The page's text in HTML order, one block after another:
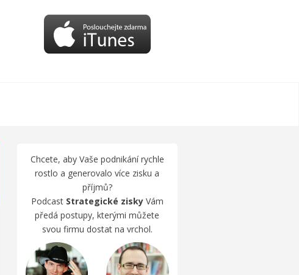
o tom, jak využít dobu webovou v podnikání
Chcete, aby Vaše podnikání rychle
rostlo a generovalo více zisku a
příjmů?
Podcast Strategické ziskyVám
předá postupy, kterými můžete
svou firmu dostat na vrchol.